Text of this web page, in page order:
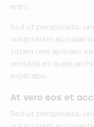
enim.
Sed ut perspiciatis,
voluptatem
totam rem aperiam
veritatis et quasi
explicabo.
At vero eos et
Sed ut perspiciatis,